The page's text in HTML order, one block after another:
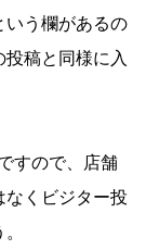
いう欄があるの
稿と同様に入
すので、店舗
なくビジター投